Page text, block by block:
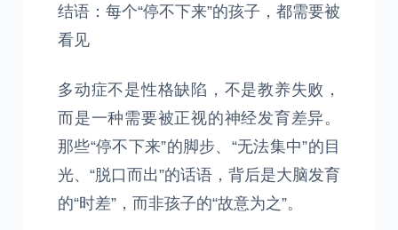
结语：每个“停不下来”的孩子，都需要被
看见
多动症不是性格缺陷，不是教养失败，
而是一种需要被正视的神经发育差异。
那些“停不下来”的脚步、“无法集中”的目
光、“脱口而出”的话语，背后是大脑发育
的“时差”，而非孩子的“故意为之”。